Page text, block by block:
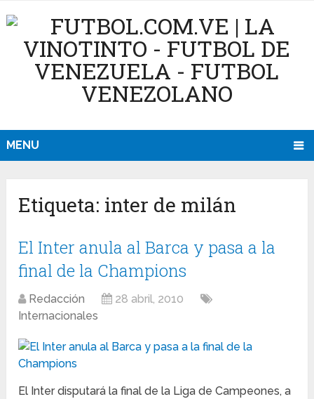
MENU
Etiqueta: inter de milán
El Inter anula al Barca y pasa a la
final de la Champions
Redacción
28 abril, 2010
Internacionales
El Inter disputará la final de la Liga de Campeones, a